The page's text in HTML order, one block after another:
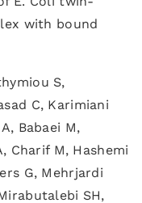
with bound
S,
C, Karimiani
Babaei M,
Charif M, Hashemi
G, Mehrjardi
SH,